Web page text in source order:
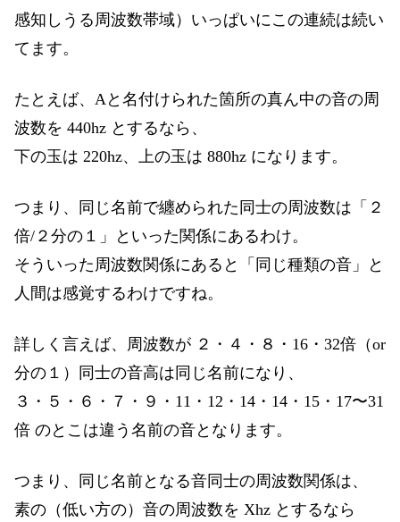
感知しうる周波数帯域）いっぱいにこの連続は続い
てます。
たとえば、Aと名付けられた箇所の真ん中の音の周
波数を 440hz とするなら、
下の玉は 220hz、上の玉は 880hz になります。
つまり、同じ名前で纏められた同士の周波数は「２
倍/２分の１」といった関係にあるわけ。
そういった周波数関係にあると「同じ種類の音」と
人間は感覚するわけですね。
詳しく言えば、周波数が ２・４・８・16・32倍（or
分の１）同士の音高は同じ名前になり、
３・５・６・７・９・11・12・14・14・15・17〜31
倍 のとこは違う名前の音となります。
つまり、同じ名前となる音同士の周波数関係は、
素の（低い方の）音の周波数を Xhz とするなら